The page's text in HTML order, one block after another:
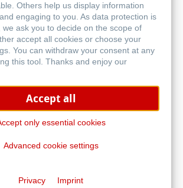
Others help us display information
engaging to you. As data protection is
we ask you to decide on the scope of
accept all cookies or choose your
You can withdraw your consent at any
this tool. Thanks and enjoy our
Accept all
only essential cookies
Advanced cookie settings
Privacy Imprint